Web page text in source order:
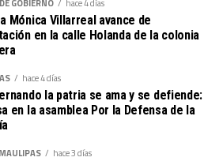
Mónica Villarreal avance de
en la calle Holanda de la colonia
hace 4 días
la patria se ama y se defiende:
en la asamblea Por la Defensa de la
hace 3 días